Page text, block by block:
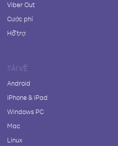
Viber Out
Cước phí
Hỗ trợ
TẢI VỀ
Android
iPhone & iPad
Windows PC
Mac
Linux